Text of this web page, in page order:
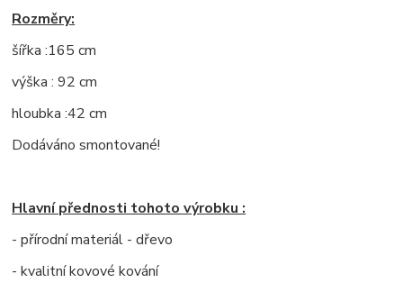
Rozměry:
šířka :165 cm
výška : 92 cm
hloubka :42 cm
Dodáváno smontované!
Hlavní přednosti tohoto výrobku :
- přírodní materiál - dřevo
- kvalitní kovové kování